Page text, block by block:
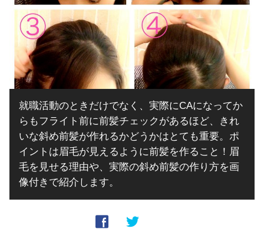
就職活動のときだけでなく、実際にCAになってか
らもフライト前に前髪チェックがあるほど、きれ
いな斜め前髪が作れるかどうかはとても重要。ポ
イントは眉毛が見えるように前髪を作ること！眉
毛を見せる理由や、実際の斜め前髪の作り方を画
像付きで紹介します。